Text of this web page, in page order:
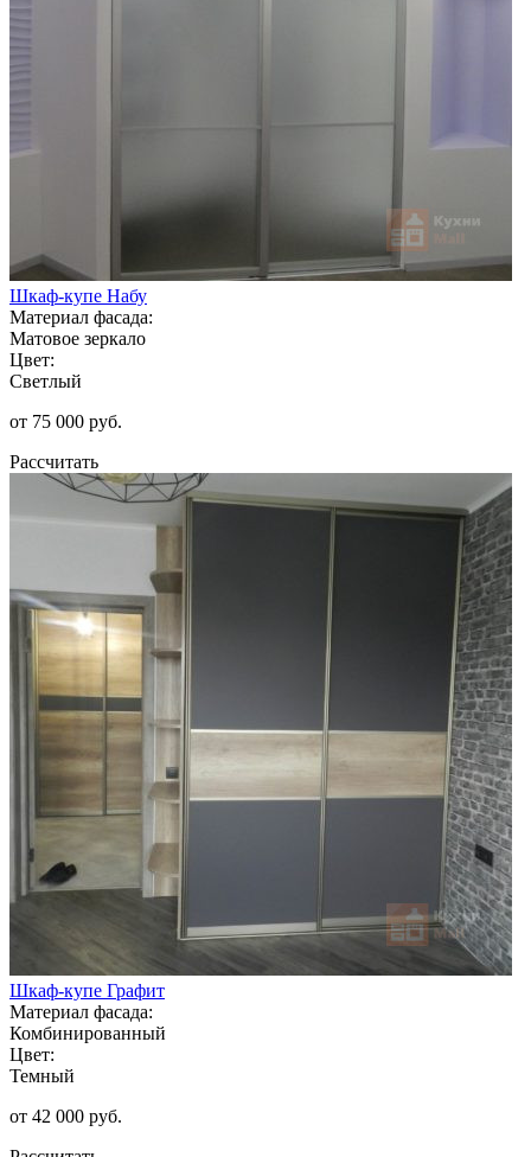
Шкаф-купе Набу
Материал фасада:
Матовое зеркало
Цвет:
Светлый
от 75 000 руб.
Рассчитать
Шкаф-купе Графит
Материал фасада:
Комбинированный
Цвет:
Темный
от 42 000 руб.